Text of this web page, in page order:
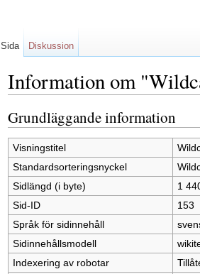
Information om
Grundläggande information
Visningstitel
Standardsorteringsnyckel
Sidlängd (i byte)
1
Sid-ID
153
Språk för sidinnehåll
Sidinnehållsmodell
Indexering av robotar
Sida Diskussion